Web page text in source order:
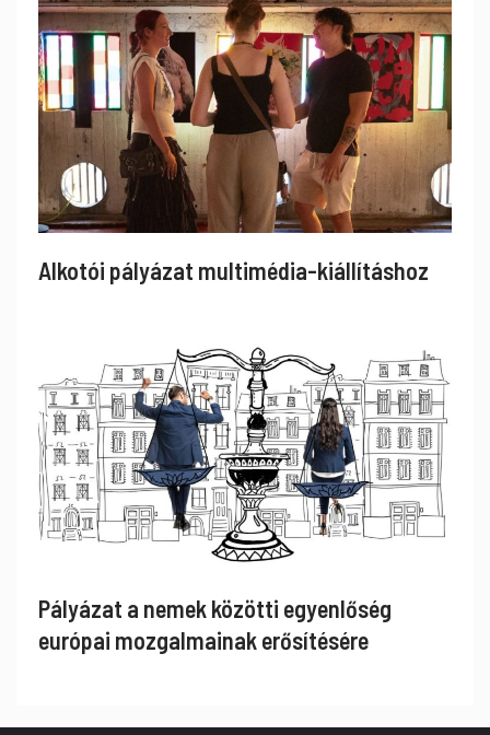
Alkotói pályázat multimédia-kiállításhoz
Pályázat a nemek közötti egyenlőség
európai mozgalmainak erősítésére